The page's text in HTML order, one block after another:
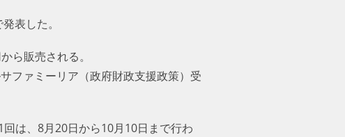
表した。
ら販売される。
ファミーリア（政府財政支援政策）受
は、8月20日から10月10日まで行わ